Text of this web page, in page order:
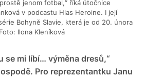
se mi líbí… výměna dresů,“
Pro reprezentantku Janu
jenom fotbal,“ říká útočnice
v podcastu Hlas Heroine. I její
Bohyně Slavie, která je od 20. února
Foto: Ilona Kleníková